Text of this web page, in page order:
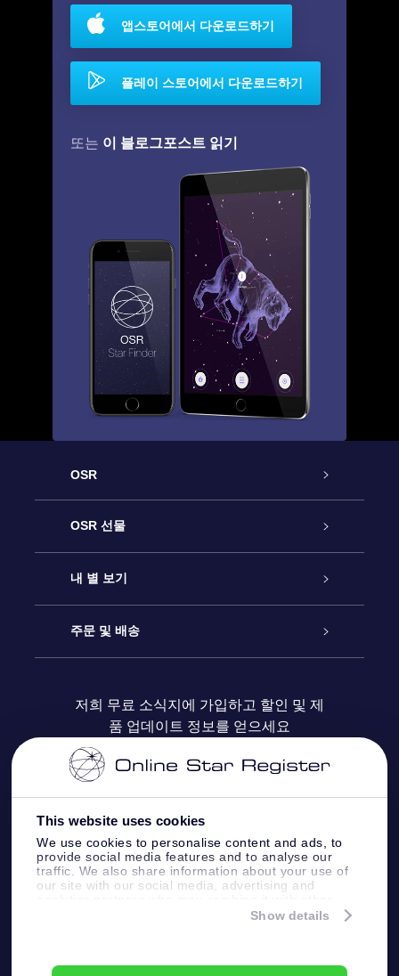
This website uses cookies
We use cookies to personalise content and ads, to
provide social media features and to analyse our
traffic. We also share information about your use of
our site with our social media, advertising and
information that you’ve provided to them or that
Show details
앱스토어에서 다운로드하기
플레이 스토어에서 다운로드하기
또는 이 블로그포스트 읽기
OSR
고객 서비스
연락처
블로그
OSR 선물
온라인 별 선물
OSR 선물 팩
OSR 상품권
기업 선물
내 별 보기
Star Register
맞춤 별 페이지
One Million Stars
Fly me to the stars VR 앱
주문 및 배송
결제 정보
배송 정보
환불 정책
별자리
저희 무료 소식지에 가입하고 할인 및 제
품 업데이트 정보를 얻으세요